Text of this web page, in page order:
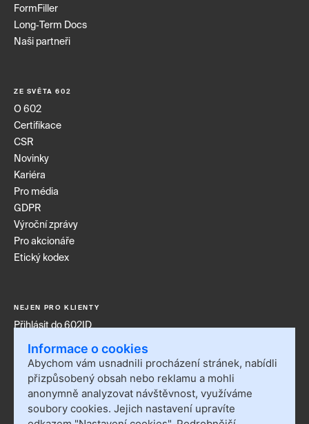
FormFiller
Long‑Term Docs
Naši partneři
ZE SVĚTA 602
O 602
Certifikace
CSR
Novinky
Kariéra
Pro média
GDPR
Výroční zprávy
Pro akcionáře
Etický kodex
NEJEN PRO KLIENTY
Přihlásit do 602ID
Přihlásit do Sofa
Kontakt
Události
Nastavení cookies
Blog
Informace o cookies
Abychom vám usnadnili procházení stránek, nabídli
přizpůsobený obsah nebo reklamu a mohli
anonymně analyzovat návštěvnost, využíváme
soubory cookies. Jejich nastavení upravíte